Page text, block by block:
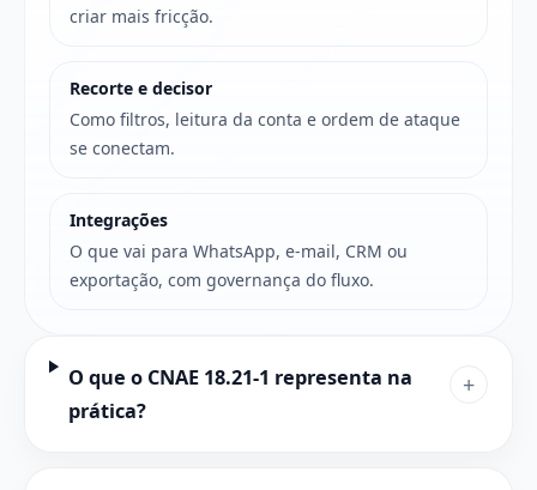
criar mais fricção.
Recorte e decisor
Como filtros, leitura da conta e ordem de ataque
se conectam.
Integrações
O que vai para WhatsApp, e-mail, CRM ou
exportação, com governança do fluxo.
O que o CNAE 18.21-1 representa na
prática?
+